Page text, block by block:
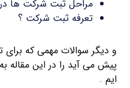
مراحل ثبت شرکت ها در
تعرفه ثبت شرکت ؟
و دیگر سوالات مهمی که
پیش می آید را در این مقاله
ایم .